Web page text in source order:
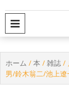
ホーム / 本 / 雑誌 /
男/鈴木翁二/池上